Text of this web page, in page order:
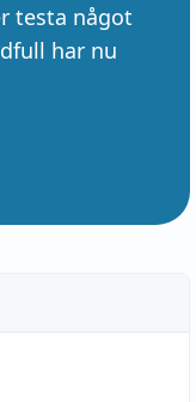
testa något
har nu